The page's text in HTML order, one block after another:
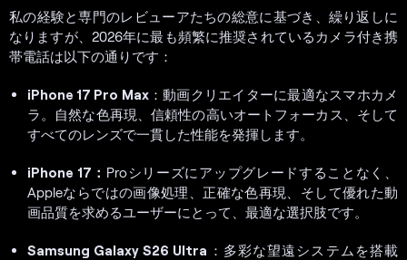
私の経験と専門のレビューアたちの総意に基づき、繰り返しに
なりますが、2026年に最も頻繁に推奨されているカメラ付き携
帯電話は以下の通りです：
iPhone 17 Pro Max：動画クリエイターに最適なスマホカメ
ラ。自然な色再現、信頼性の高いオートフォーカス、そして
すべてのレンズで一貫した性能を発揮します。
iPhone 17： Proシリーズにアップグレードすることなく、
Appleならではの画像処理、正確な色再現、そして優れた動
画品質を求めるユーザーにとって、最適な選択肢です。
Samsung Galaxy S26 Ultra ：多彩な望遠システムを搭載